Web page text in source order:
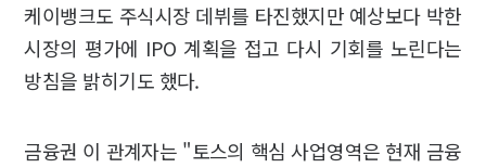
케이뱅크도 주식시장 데뷔를 타진했지만 예상보다 박한
시장의 평가에 IPO 계획을 접고 다시 기회를 노린다는
방침을 밝히기도 했다.
금융권 이 관계자는 "토스의 핵심 사업영역은 현재 금융